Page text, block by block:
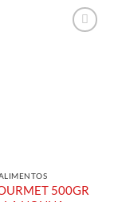
500GR